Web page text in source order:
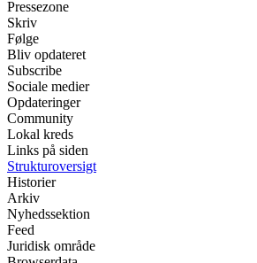
Pressezone
Skriv
Følge
Bliv opdateret
Subscribe
Sociale medier
Opdateringer
Community
Lokal kreds
Links på siden
Strukturoversigt
Historier
Arkiv
Nyhedssektion
Feed
Juridisk område